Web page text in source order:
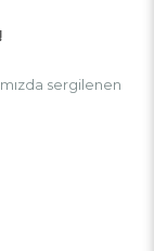
sergilenen